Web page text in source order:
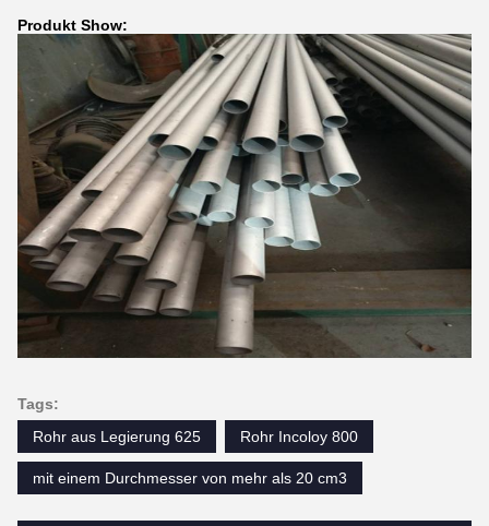
Produkt Show:
Tags:
Rohr aus Legierung 625
Rohr Incoloy 800
mit einem Durchmesser von mehr als 20 cm3